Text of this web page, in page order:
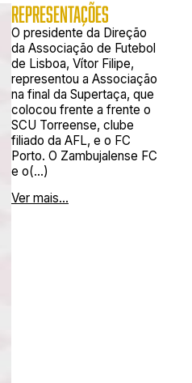
REPRESENTAÇÕES
O presidente da Direção
da Associação de Futebol
de Lisboa, Vítor Filipe,
representou a Associação
na final da Supertaça, que
colocou frente a frente o
SCU Torreense, clube
filiado da AFL, e o FC
Porto. O Zambujalense FC
e o(...)
Ver mais...